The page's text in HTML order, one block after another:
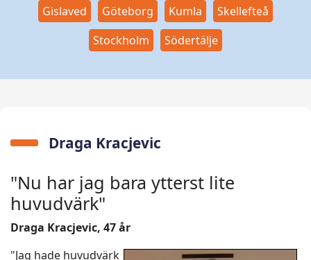
Gislaved Göteborg Kumla
Skellefteå
Stockholm
Södertälje
Draga Kracjevic
"Nu har jag bara ytterst lite
huvudvärk"
Draga Kracjevic, 47 år
"Jag hade huvudvärk